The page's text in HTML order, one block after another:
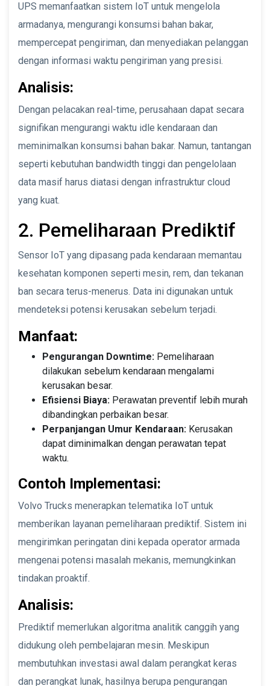
UPS memanfaatkan sistem IoT untuk mengelola
armadanya, mengurangi konsumsi bahan bakar,
mempercepat pengiriman, dan menyediakan pelanggan
dengan informasi waktu pengiriman yang presisi.
Analisis:
Dengan pelacakan real-time, perusahaan dapat secara
signifikan mengurangi waktu idle kendaraan dan
meminimalkan konsumsi bahan bakar. Namun, tantangan
seperti kebutuhan bandwidth tinggi dan pengelolaan
data masif harus diatasi dengan infrastruktur cloud
yang kuat.
2. Pemeliharaan Prediktif
Sensor IoT yang dipasang pada kendaraan memantau
kesehatan komponen seperti mesin, rem, dan tekanan
ban secara terus-menerus. Data ini digunakan untuk
mendeteksi potensi kerusakan sebelum terjadi.
Manfaat:
Pengurangan Downtime: Pemeliharaan
dilakukan sebelum kendaraan mengalami
kerusakan besar.
Efisiensi Biaya: Perawatan preventif lebih murah
dibandingkan perbaikan besar.
Perpanjangan Umur Kendaraan: Kerusakan
dapat diminimalkan dengan perawatan tepat
waktu.
Contoh Implementasi:
Volvo Trucks menerapkan telematika IoT untuk
memberikan layanan pemeliharaan prediktif. Sistem ini
mengirimkan peringatan dini kepada operator armada
mengenai potensi masalah mekanis, memungkinkan
tindakan proaktif.
Analisis:
Prediktif memerlukan algoritma analitik canggih yang
didukung oleh pembelajaran mesin. Meskipun
membutuhkan investasi awal dalam perangkat keras
dan perangkat lunak, hasilnya berupa pengurangan